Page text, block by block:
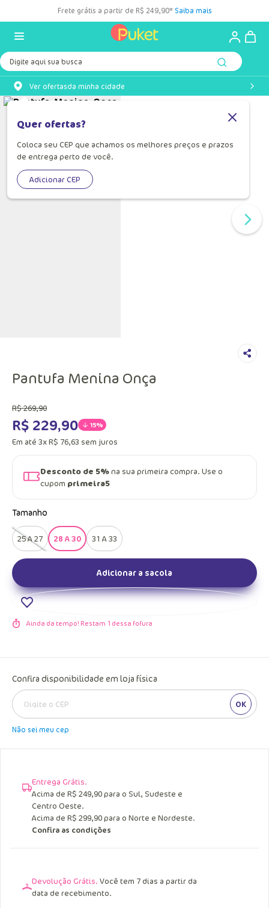
Frete grátis a partir de R$ 249,90* Saiba mais
Digite aqui sua busca
Ver ofertasda minha cidade
Quer ofertas?
Coloca seu CEP que achamos os melhores preços e prazos
de entrega perto de você.
Adicionar CEP
Pantufa Menina Onça
R$269,90
R$ 229,90 15%
Em até 3xR$ 76,63 sem juros
Desconto de 5%na sua primeira compra. Use o
cupom primeira5
Tamanho
25 A 27 28 A 30 31 A 33
Adicionar a sacola
Ainda da tempo! Restam 1 dessa fofura
Confira disponibilidade em loja física
OK
Não sei meu cep
Entrega Grátis.
Acima de R$ 249,90 para o Sul, Sudeste e
Centro Oeste.
Acima de R$ 299,90 para o Norte e Nordeste.
Confira as condições
Devolução Grátis. Você tem 7 dias a partir da
data de recebimento.